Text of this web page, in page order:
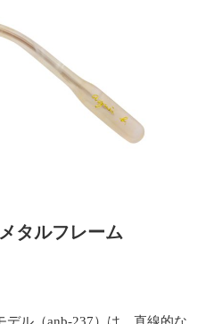
タルフレーム
ル（anb-237）は、直線的な